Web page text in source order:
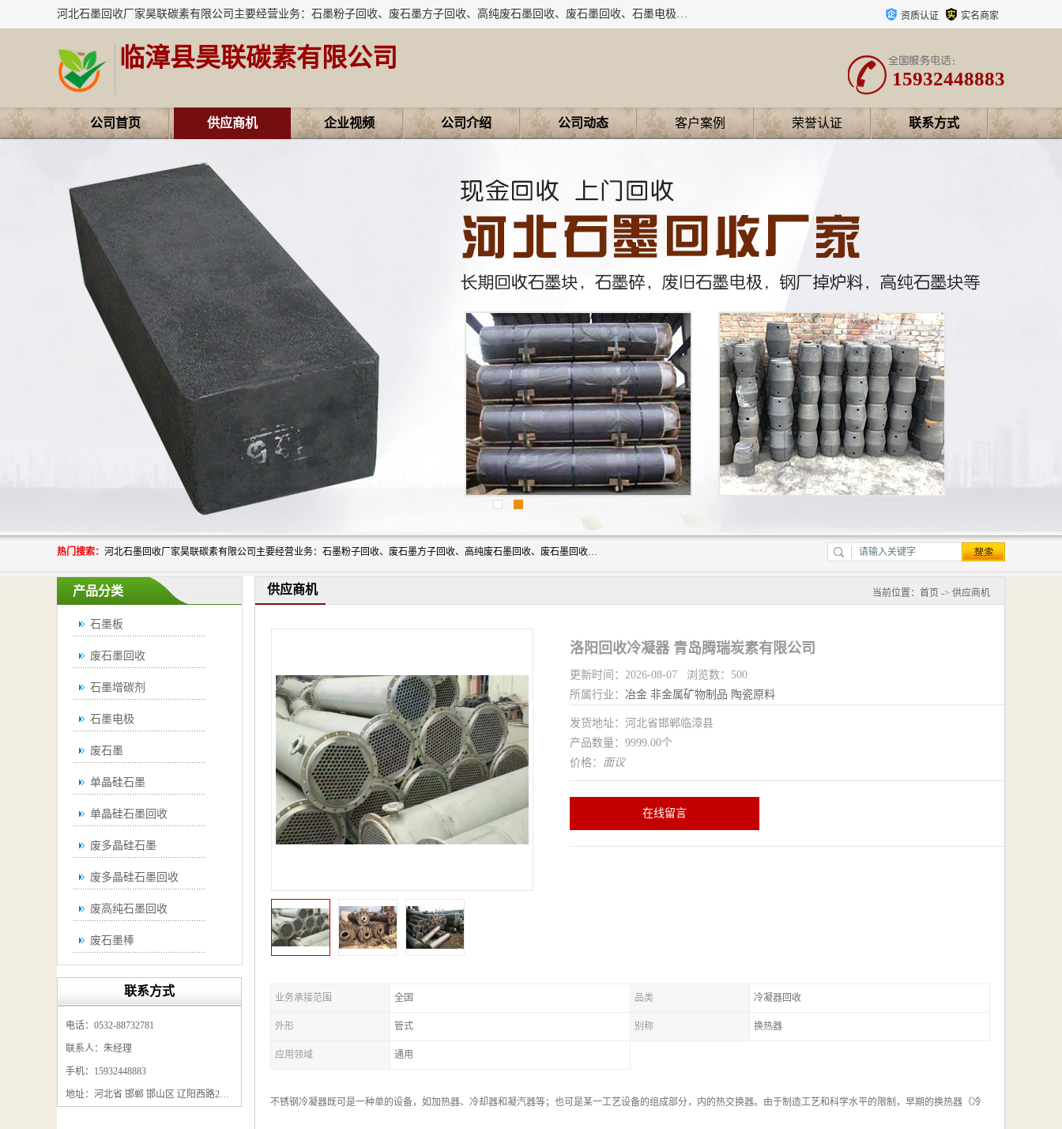
河北石墨回收厂家昊联碳素有限公司主要经营业务：石墨粉子回收、废石墨方子回收、高纯废石墨回收、废石墨回收、石墨电极回收、废石墨板回收、石墨增碳剂、单晶硅石墨、单晶硅石墨回收、废多晶硅石墨、废多晶硅石墨回收、废高纯石墨回收、废石墨、废石墨棒、废石墨棒回收、废石墨换热器回收、高纯石墨回收、石墨粉回收、石墨换热器回收、石墨纸回收、回收石墨板、回收石墨电极、石墨板回收、石墨回收。 资质认证 实名商家
临漳县昊联碳素有限公司
15932448883
公司首页 供应商机 企业视频 公司介绍 公司动态 客户案例 荣誉认证 联系方式
热门搜索： 河北石墨回收厂家昊联碳素有限公司主要经营业务：石墨粉子回收、废石墨方子回收、高纯废石墨回收、废石墨回收、石墨电极回收、废石墨板回收、石墨增碳剂、单晶硅石墨、单晶硅石墨回收、废多晶硅石墨、废多晶硅石墨回收、废高纯石墨回收、废石墨、废石墨棒、废石墨棒回收、废石墨换热器回收、高纯石墨回收、石墨粉回收、石墨换热器回收、石墨纸回收、回收石墨板、回收石墨电极、石墨板回收、石墨回收。
产品分类
石墨板
废石墨回收
石墨增碳剂
石墨电极
废石墨
单晶硅石墨
单晶硅石墨回收
废多晶硅石墨
废多晶硅石墨回收
废高纯石墨回收
废石墨棒
废石墨换热器回收
石墨粉回收
石墨换热器回收
联系方式
电话：0532-88732781
联系人：朱经理
手机：15932448883
地址：河北省 邯郸 邯山区 辽阳西路295号
供应商机 当前位置： 首页 -> 供应商机
洛阳回收冷凝器 青岛腾瑞炭素有限公司
更新时间：2026-08-07 浏览数：500
所属行业： 冶金 非金属矿物制品 陶瓷原料
发货地址：河北省邯郸临漳县
产品数量：9999.00个
价格： 面议
在线留言
业务承接范围 全国 品类 冷凝器回收
外形 管式 别称 换热器
应用领域 通用
不锈钢冷凝器既可是一种单的设备，如加热器、冷却器和凝汽器等；也可是某一工艺设备的组成部分，内的热交换器。由于制造工艺和科学水平的限制，早期的换热器（冷